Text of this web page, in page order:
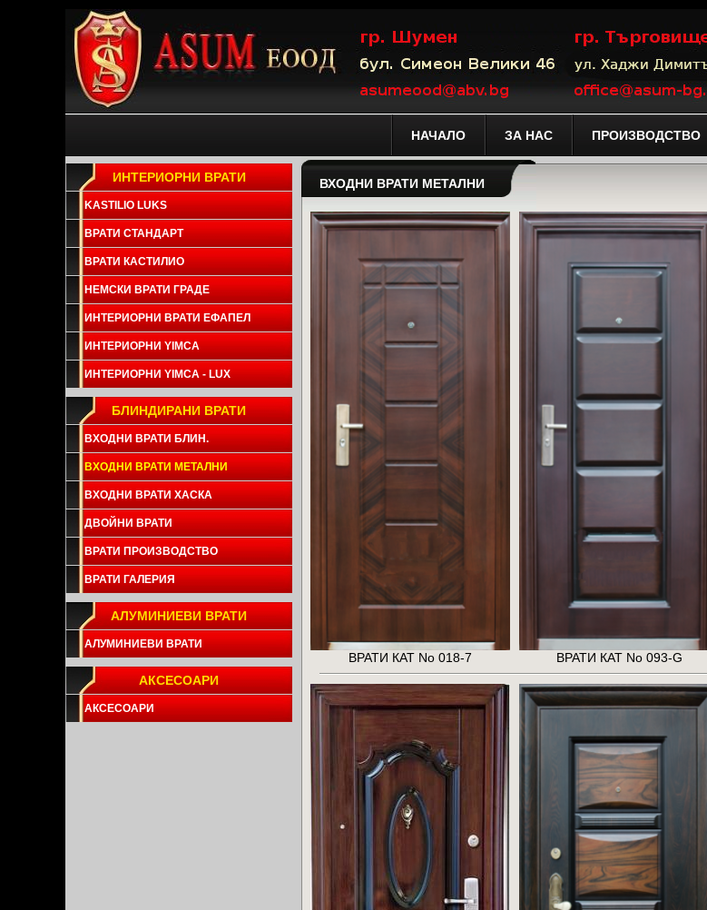
НАЧАЛО ЗА НАС ПРОИЗВОДСТВО
ИНТЕРИОРНИ ВРАТИ
KASTILIO LUKS
ВРАТИ СТАНДАРТ
ВРАТИ КАСТИЛИО
НЕМСКИ ВРАТИ ГРАДЕ
ИНТЕРИОРНИ ВРАТИ ЕФАПЕЛ
ИНТЕРИОРНИ YIMCA
ИНТЕРИОРНИ YIMCA - LUX
БЛИНДИРАНИ ВРАТИ
ВХОДНИ ВРАТИ БЛИН.
ВХОДНИ ВРАТИ МЕТАЛНИ
ВХОДНИ ВРАТИ ХАСКА
ДВОЙНИ ВРАТИ
ВРАТИ ПРОИЗВОДСТВО
ВРАТИ ГАЛЕРИЯ
АЛУМИНИЕВИ ВРАТИ
АЛУМИНИЕВИ ВРАТИ
АКСЕСОАРИ
АКСЕСОАРИ
ВХОДНИ ВРАТИ МЕТАЛНИ
ВРАТИ КАТ No 018-7 ВРАТИ КАТ No 093-G